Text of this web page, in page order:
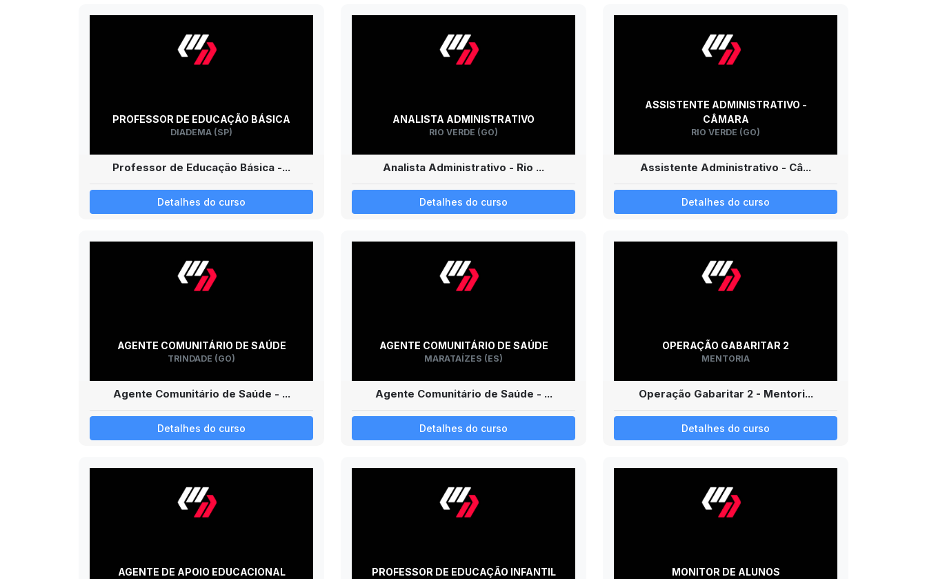
PROFESSOR DE EDUCAÇÃO BÁSICA
DIADEMA (SP)
Professor de Educação Básica -...
Detalhes do curso
ANALISTA ADMINISTRATIVO
RIO VERDE (GO)
Analista Administrativo - Rio ...
Detalhes do curso
ASSISTENTE ADMINISTRATIVO -
CÂMARA
RIO VERDE (GO)
Assistente Administrativo - Câ...
Detalhes do curso
AGENTE COMUNITÁRIO DE SAÚDE
TRINDADE (GO)
Agente Comunitário de Saúde - ...
Detalhes do curso
AGENTE COMUNITÁRIO DE SAÚDE
MARATAÍZES (ES)
Agente Comunitário de Saúde - ...
Detalhes do curso
OPERAÇÃO GABARITAR 2
MENTORIA
Operação Gabaritar 2 - Mentori...
Detalhes do curso
AGENTE DE APOIO EDUCACIONAL PROFESSOR DE EDUCAÇÃO INFANTIL MONITOR DE ALUNOS